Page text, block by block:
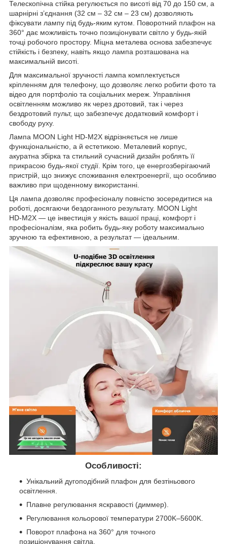
Телескопічна стійка регулюється по висоті від 70 до 150 см, а
шарнірні з’єднання (32 см – 32 см – 23 см) дозволяють
фіксувати лампу під будь‑яким кутом. Поворотний плафон на
360° дає можливість точно позиціонувати світло у будь‑якій
точці робочого простору. Міцна металева основа забезпечує
стійкість і безпеку, навіть якщо лампа розташована на
максимальній висоті.
Для максимальної зручності лампа комплектується
кріпленням для телефону, що дозволяє легко робити фото та
відео для портфоліо та соціальних мереж. Управління
освітленням можливо як через дротовий, так і через
бездротовий пульт, що забезпечує додатковий комфорт і
свободу руху.
Лампа MOON Light HD‑M2X відрізняється не лише
функціональністю, а й естетикою. Металевий корпус,
акуратна збірка та стильний сучасний дизайн роблять її
прикрасою будь‑якої студії. Крім того, це енергозберігаючий
пристрій, що знижує споживання електроенергії, що особливо
важливо при щоденному використанні.
Ця лампа дозволяє професіоналу повністю зосередитися на
роботі, досягаючи бездоганного результату. MOON Light
HD‑M2X — це інвестиція у якість вашої праці, комфорт і
професіоналізм, яка робить будь‑яку роботу максимально
зручною та ефективною, а результат — ідеальним.
Особливості:
Унікальний дугоподібний плафон для безтіньового
освітлення.
Плавне регулювання яскравості (диммер).
Регулювання кольорової температури 2700K–5600K.
Поворот плафона на 360° для точного
позиціонування світла.